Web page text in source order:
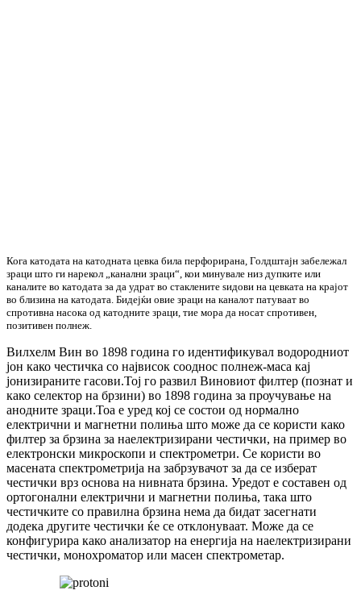
Кога катодата на катодната цевка била перфорирана, Голдштајн забележал
зраци што ги нарекол „канални зраци“, кои минувале низ дупките или
каналите во катодата за да удрат во стаклените ѕидови на цевката на крајот
во близина на катодата. Бидејќи овие зраци на каналот патуваат во
спротивна насока од катодните зраци, тие мора да носат спротивен,
позитивен полнеж.
Вилхелм Вин во 1898 година го идентификувал водородниот
јон како честичка со највисок сооднос полнеж-маса кај
јонизираните гасови.Тој го развил Виновиот филтер (познат и
како селектор на брзини) во 1898 година за проучување на
анодните зраци.Тоа е уред кој се состои од нормално
електрични и магнетни полиња што може да се користи како
филтер за брзина за наелектризирани честички, на пример во
електронски микроскопи и спектрометри. Се користи во
масената спектрометрија на забрзувачот за да се изберат
честички врз основа на нивната брзина. Уредот е составен од
ортогонални електрични и магнетни полиња, така што
честичките со правилна брзина нема да бидат засегнати
додека другите честички ќе се отклонуваат. Може да се
конфигурира како анализатор на енергија на наелектризирани
честички, монохроматор или масен спектрометар.